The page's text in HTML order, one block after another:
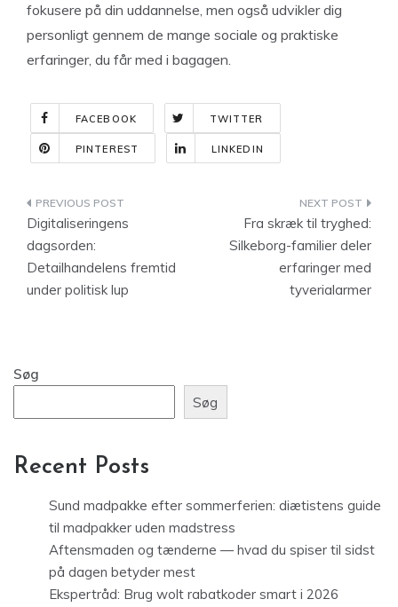
fokusere på din uddannelse, men også udvikler dig
personligt gennem de mange sociale og praktiske
erfaringer, du får med i bagagen.
FACEBOOK TWITTER
PINTEREST LINKEDIN
Indlægsnavigation
Digitaliseringens
dagsorden:
Detailhandelens fremtid
under politisk lup
Fra skræk til tryghed:
Silkeborg-familier deler
erfaringer med
tyverialarmer
Søg
Søg
Recent Posts
Sund madpakke efter sommerferien: diætistens guide
til madpakker uden madstress
Aftensmaden og tænderne — hvad du spiser til sidst
på dagen betyder mest
Ekspertråd: Brug wolt rabatkoder smart i 2026